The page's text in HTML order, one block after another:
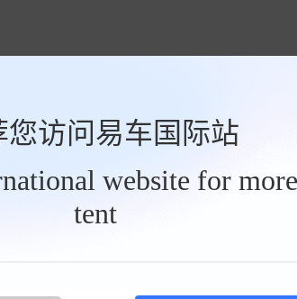
您访问易车国际站
website for
tent